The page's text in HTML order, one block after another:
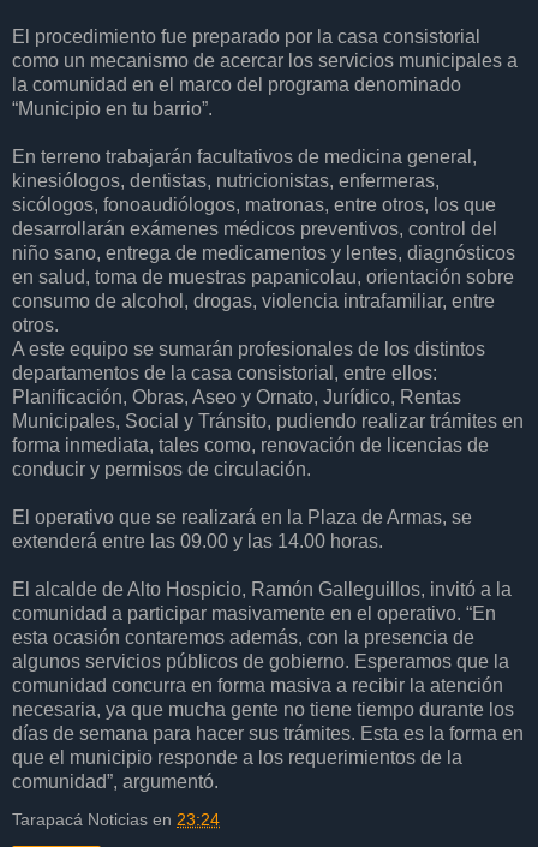
El procedimiento fue preparado por la casa consistorial
como un mecanismo de acercar los servicios municipales a
la comunidad en el marco del programa denominado
“Municipio en tu barrio”.
En terreno trabajarán facultativos de medicina general,
kinesiólogos, dentistas, nutricionistas, enfermeras,
sicólogos, fonoaudiólogos, matronas, entre otros, los que
desarrollarán exámenes médicos preventivos, control del
niño sano, entrega de medicamentos y lentes, diagnósticos
en salud, toma de muestras papanicolau, orientación sobre
consumo de alcohol, drogas, violencia intrafamiliar, entre
otros.
A este equipo se sumarán profesionales de los distintos
departamentos de la casa consistorial, entre ellos:
Planificación, Obras, Aseo y Ornato, Jurídico, Rentas
Municipales, Social y Tránsito, pudiendo realizar trámites en
forma inmediata, tales como, renovación de licencias de
conducir y permisos de circulación.
El operativo que se realizará en la Plaza de Armas, se
extenderá entre las 09.00 y las 14.00 horas.
El alcalde de Alto Hospicio, Ramón Galleguillos, invitó a la
comunidad a participar masivamente en el operativo. “En
esta ocasión contaremos además, con la presencia de
algunos servicios públicos de gobierno. Esperamos que la
comunidad concurra en forma masiva a recibir la atención
necesaria, ya que mucha gente no tiene tiempo durante los
días de semana para hacer sus trámites. Esta es la forma en
que el municipio responde a los requerimientos de la
comunidad”, argumentó.
Tarapacá Noticias en 23:24